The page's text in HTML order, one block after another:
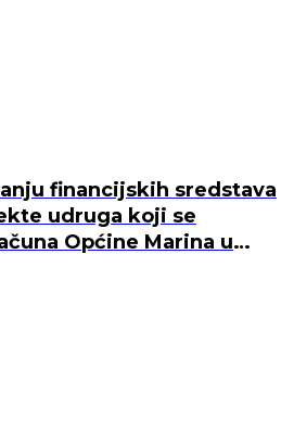
financijskih sredstava
udruga koji se
Općine Marina u